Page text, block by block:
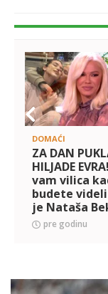
DOMAĆI
ZA DAN
HILJADE
vam vilica
budete
je Nataša
iskeširala
ćerkin
pre godinu